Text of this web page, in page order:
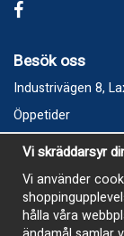
Besök oss
Industrivägen 8,
Öppetider
Vecka 32
Måndag kl 9-12, kl
Onsdag kl 9-12, kl
Tisdag, Tordag
Vi skräddarsyr
Vi använder
hålla våra